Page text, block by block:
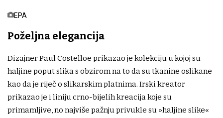
EPA
Poželjna elegancija
Dizajner Paul Costelloe prikazao je kolekciju u kojoj su
haljine poput slika s obzirom na to da su tkanine oslikane
kao da je riječ o slikarskim platnima. Irski kreator
prikazao je i liniju crno-bijelih kreacija koje su
primamljive, no najviše pažnju privukle su »haljine slike«